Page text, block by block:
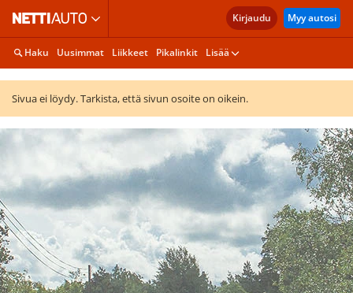
Kirjaudu Myy autosi
Haku Uusimmat Liikkeet Pikalinkit Lisää
Sivua ei löydy. Tarkista, että sivun osoite on oikein.